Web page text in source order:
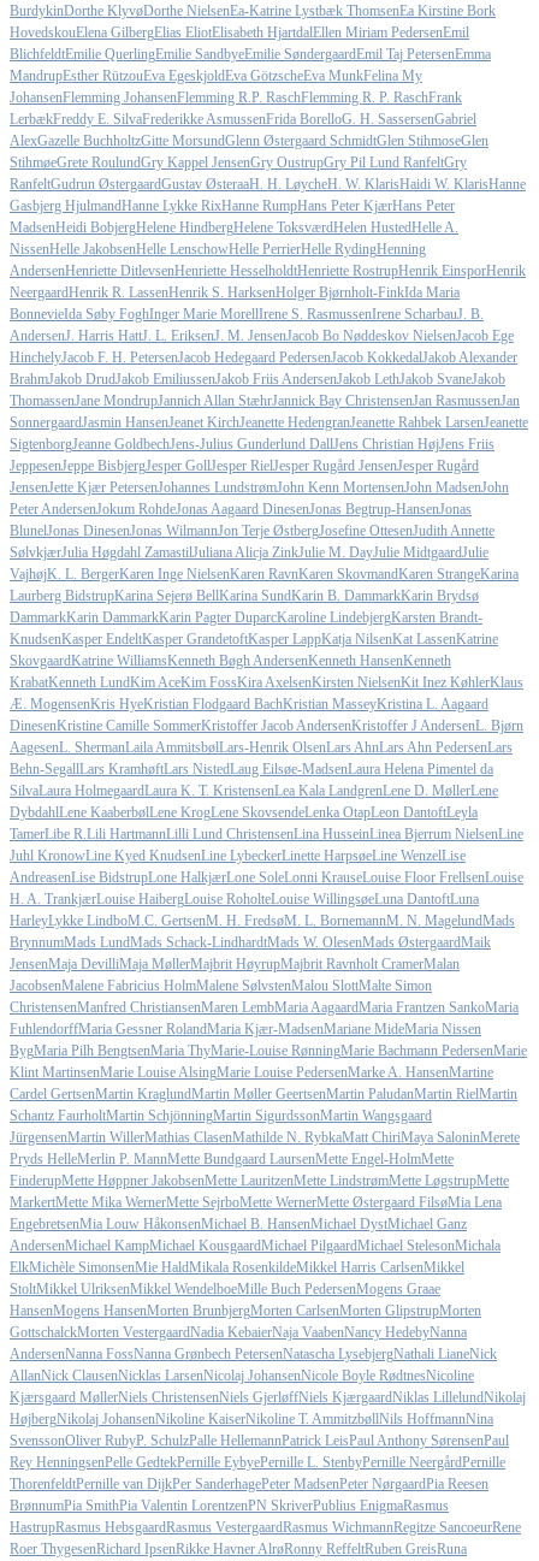
BurdykinDorthe KlyvøDorthe NielsenEa-Katrine Lystbæk ThomsenEa Kirstine Bork
HovedskouElena GilbergElias EliotElisabeth HjartdalEllen Miriam PedersenEmil
BlichfeldtEmilie QuerlingEmilie SandbyeEmilie SøndergaardEmil Taj PetersenEmma
MandrupEsther RützouEva EgeskjoldEva GötzscheEva MunkFelina My
JohansenFlemming JohansenFlemming R.P. RaschFlemming R. P. RaschFrank
LerbækFreddy E. SilvaFrederikke AsmussenFrida BorelloG. H. SassersenGabriel
AlexGazelle BuchholtzGitte MorsundGlenn Østergaard SchmidtGlen StihmoseGlen
StihmøeGrete RoulundGry Kappel JensenGry OustrupGry Pil Lund RanfeltGry
RanfeltGudrun ØstergaardGustav ØsteraaH. H. LøycheH. W. KlarisHaidi W. KlarisHanne
Gasbjerg HjulmandHanne Lykke RixHanne RumpHans Peter KjærHans Peter
MadsenHeidi BobjergHelene HindbergHelene ToksværdHelen HustedHelle A.
NissenHelle JakobsenHelle LenschowHelle PerrierHelle RydingHenning
AndersenHenriette DitlevsenHenriette HesselholdtHenriette RostrupHenrik EinsporHenrik
NeergaardHenrik R. LassenHenrik S. HarksenHolger Bjørnholt-FinkIda Maria
BonnevieIda Søby FoghInger Marie MorellIrene S. RasmussenIrene ScharbauJ. B.
AndersenJ. Harris HattJ. L. EriksenJ. M. JensenJacob Bo Nøddeskov NielsenJacob Ege
HinchelyJacob F. H. PetersenJacob Hedegaard PedersenJacob KokkedalJakob Alexander
BrahmJakob DrudJakob EmiliussenJakob Friis AndersenJakob LethJakob SvaneJakob
ThomassenJane MondrupJannich Allan StæhrJannick Bay ChristensenJan RasmussenJan
SonnergaardJasmin HansenJeanet KirchJeanette HedengranJeanette Rahbek LarsenJeanette
SigtenborgJeanne GoldbechJens-Julius Gunderlund DallJens Christian HøjJens Friis
JeppesenJeppe BisbjergJesper GollJesper RielJesper Rugård JensenJesper Rugård
JensenJette Kjær PetersenJohannes LundstrømJohn Kenn MortensenJohn MadsenJohn
Peter AndersenJokum RohdeJonas Aagaard DinesenJonas Begtrup-HansenJonas
BlunelJonas DinesenJonas WilmannJon Terje ØstbergJosefine OttesenJudith Annette
SølvkjærJulia Høgdahl ZamastilJuliana Alicja ZinkJulie M. DayJulie MidtgaardJulie
VajhøjK. L. BergerKaren Inge NielsenKaren RavnKaren SkovmandKaren StrangeKarina
Laurberg BidstrupKarina Sejerø BellKarina SundKarin B. DammarkKarin Brydsø
DammarkKarin DammarkKarin Pagter DuparcKaroline LindebjergKarsten Brandt-
KnudsenKasper EndeltKasper GrandetoftKasper LappKatja NilsenKat LassenKatrine
SkovgaardKatrine WilliamsKenneth Bøgh AndersenKenneth HansenKenneth
KrabatKenneth LundKim AceKim FossKira AxelsenKirsten NielsenKit Inez KøhlerKlaus
Æ. MogensenKris HyeKristian Flodgaard BachKristian MasseyKristina L. Aagaard
DinesenKristine Camille SommerKristoffer Jacob AndersenKristoffer J AndersenL. Bjørn
AagesenL. ShermanLaila AmmitsbølLars-Henrik OlsenLars AhnLars Ahn PedersenLars
Behn-SegallLars KramhøftLars NistedLaug Eilsøe-MadsenLaura Helena Pimentel da
SilvaLaura HolmegaardLaura K. T. KristensenLea Kala LandgrenLene D. MøllerLene
DybdahlLene KaaberbølLene KrogLene SkovsendeLenka OtapLeon DantoftLeyla
TamerLibe R.Lili HartmannLilli Lund ChristensenLina HusseinLinea Bjerrum NielsenLine
Juhl KronowLine Kyed KnudsenLine LybeckerLinette HarpsøeLine WenzelLise
AndreasenLise BidstrupLone HalkjærLone SoleLonni KrauseLouise Floor FrellsenLouise
H. A. TrankjærLouise HaibergLouise RoholteLouise WillingsøeLuna DantoftLuna
HarleyLykke LindboM.C. GertsenM. H. FredsøM. L. BornemannM. N. MagelundMads
BrynnumMads LundMads Schack-LindhardtMads W. OlesenMads ØstergaardMaik
JensenMaja DevilliMaja MøllerMajbrit HøyrupMajbrit Ravnholt CramerMalan
JacobsenMalene Fabricius HolmMalene SølvstenMalou SlottMalte Simon
ChristensenManfred ChristiansenMaren LembMaria AagaardMaria Frantzen SankoMaria
FuhlendorffMaria Gessner RolandMaria Kjær-MadsenMariane MideMaria Nissen
BygMaria Pilh BengtsenMaria ThyMarie-Louise RønningMarie Bachmann PedersenMarie
Klint MartinsenMarie Louise AlsingMarie Louise PedersenMarke A. HansenMartine
Cardel GertsenMartin KraglundMartin Møller GeertsenMartin PaludanMartin RielMartin
Schantz FaurholtMartin SchjönningMartin SigurdssonMartin Wangsgaard
JürgensenMartin WillerMathias ClasenMathilde N. RybkaMatt ChiriMaya SaloninMerete
Pryds HelleMerlin P. MannMette Bundgaard LaursenMette Engel-HolmMette
FinderupMette Høppner JakobsenMette LauritzenMette LindstrømMette LøgstrupMette
MarkertMette Mika WernerMette SejrboMette WernerMette Østergaard FilsøMia Lena
EngebretsenMia Louw HåkonsenMichael B. HansenMichael DystMichael Ganz
AndersenMichael KampMichael KousgaardMichael PilgaardMichael StelesonMichala
ElkMichèle SimonsenMie HaldMikala RosenkildeMikkel Harris CarlsenMikkel
StoltMikkel UlriksenMikkel WendelboeMille Buch PedersenMogens Graae
HansenMogens HansenMorten BrunbjergMorten CarlsenMorten GlipstrupMorten
GottschalckMorten VestergaardNadia KebaierNaja VaabenNancy HedebyNanna
AndersenNanna FossNanna Grønbech PetersenNatascha LysebjergNathali LianeNick
AllanNick ClausenNicklas LarsenNicolaj JohansenNicole Boyle RødtnesNicoline
Kjærsgaard MøllerNiels ChristensenNiels GjerløffNiels KjærgaardNiklas LillelundNikolaj
HøjbergNikolaj JohansenNikoline KaiserNikoline T. AmmitzbøllNils HoffmannNina
SvenssonOliver RubyP. SchulzPalle HellemannPatrick LeisPaul Anthony SørensenPaul
Rey HenningsenPelle GedtekPernille EybyePernille L. StenbyPernille NeergårdPernille
ThorenfeldtPernille van DijkPer SanderhagePeter MadsenPeter NørgaardPia Reesen
BrønnumPia SmithPia Valentin LorentzenPN SkriverPublius EnigmaRasmus
HastrupRasmus HebsgaardRasmus VestergaardRasmus WichmannRegitze SancoeurRene
Roer ThygesenRichard IpsenRikke Havner AlrøRonny ReffeltRuben GreisRuna